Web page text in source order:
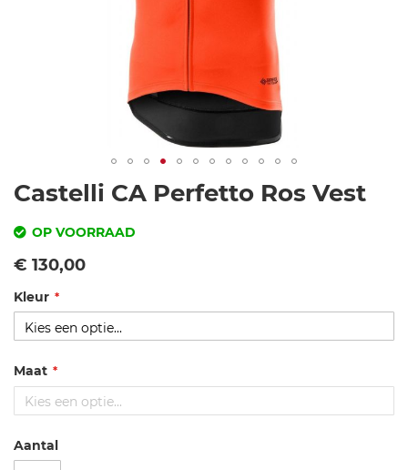
Castelli CA Perfetto Ros Vest
OP VOORRAAD
s
Vanaf
€ 130,00
Kleur
Maat
Aantal
Ga
naar
het
begin
van
afbeeldingen-
gallerij